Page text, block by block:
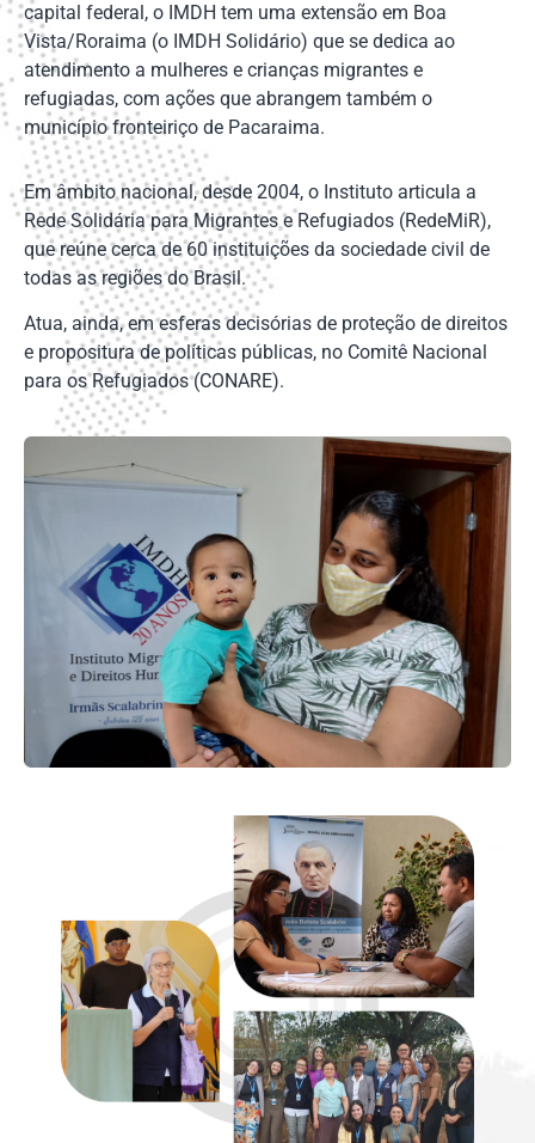
capital federal, o IMDH tem uma extensão em Boa
Vista/Roraima (o IMDH Solidário) que se dedica ao
atendimento a mulheres e crianças migrantes e
refugiadas, com ações que abrangem também o
município fronteiriço de Pacaraima.
Em âmbito nacional, desde 2004, o Instituto articula a
Rede Solidária para Migrantes e Refugiados (RedeMiR),
que reúne cerca de 60 instituições da sociedade civil de
todas as regiões do Brasil.
Atua, ainda, em esferas decisórias de proteção de direitos
e propositura de políticas públicas, no Comitê Nacional
para os Refugiados (CONARE).